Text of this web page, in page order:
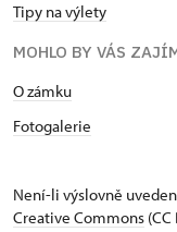
schody?
– kabina WC:
b) výška
Tipy na výlety
MOHLO BY VÁS
O zámku
Fotogalerie
Není-li výslovně
Creative Commons